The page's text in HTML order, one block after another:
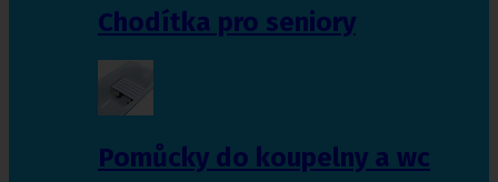
Chodítka pro seniory
Pomůcky do koupelny a wc